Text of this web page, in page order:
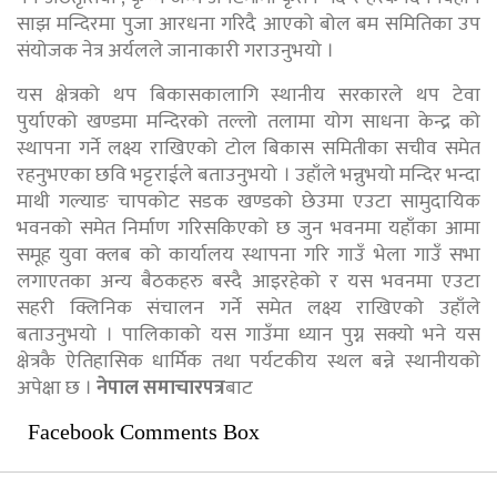
साझ मन्दिरमा पुजा आरधना गरिदै आएको बोल बम समितिका उप
संयोजक नेत्र अर्यलले जानाकारी गराउनुभयो ।
यस क्षेत्रको थप बिकासकालागि स्थानीय सरकारले थप टेवा
पुर्याएको खण्डमा मन्दिरको तल्लो तलामा योग साधना केन्द्र को
स्थापना गर्ने लक्ष्य राखिएको टोल बिकास समितीका सचीव समेत
रहनुभएका छवि भट्टराईले बताउनुभयो । उहाँले भन्नुभयो मन्दिर भन्दा
माथी गल्याङ चापकोट सडक खण्डको छेउमा एउटा सामुदायिक
भवनको समेत निर्माण गरिसकिएको छ जुन भवनमा यहाँका आमा
समूह युवा क्लब को कार्यालय स्थापना गरि गाउँ भेला गाउँ सभा
लगाएतका अन्य बैठकहरु बस्दै आइरहेको र यस भवनमा एउटा
सहरी क्लिनिक संचालन गर्ने समेत लक्ष्य राखिएको उहाँले
बताउनुभयो । पालिकाको यस गाउँमा ध्यान पुग्न सक्यो भने यस
क्षेत्रकै ऐतिहासिक धार्मिक तथा पर्यटकीय स्थल बन्ने स्थानीयको
अपेक्षा छ । नेपाल समाचारपत्रबाट
Facebook Comments Box